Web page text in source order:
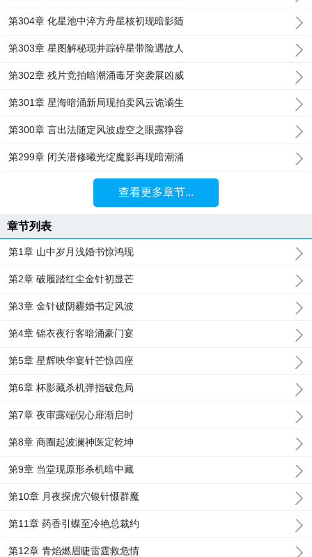
第304章 化星池中淬方舟星核初现暗影随
第303章 星图解秘现井踪碎星带险遇故人
第302章 残片竞拍暗潮涌毒牙突袭展凶威
第301章 星海暗涌新局现拍卖风云诡谲生
第300章 言出法随定风波虚空之眼露狰容
第299章 闭关潜修曦光绽魔影再现暗潮涌
查看更多章节...
章节列表
第1章 山中岁月浅婚书惊鸿现
第2章 破履踏红尘金针初显芒
第3章 金针破阴霾婚书定风波
第4章 锦衣夜行客暗涌豪门宴
第5章 星辉映华宴针芒惊四座
第6章 杯影藏杀机弹指破危局
第7章 夜审露端倪心扉渐启时
第8章 商圈起波澜神医定乾坤
第9章 当堂现原形杀机暗中藏
第10章 月夜探虎穴银针慑群魔
第11章 药香引蝶至冷艳总裁约
第12章 青焰燃眉睫雷霆救危情